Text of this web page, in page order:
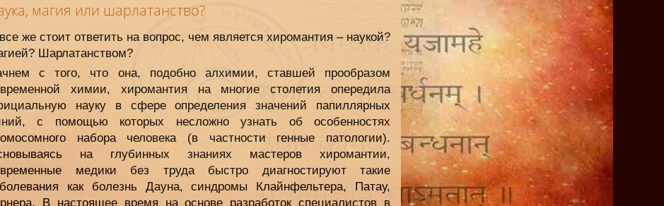
магия или шарлатанство?
же стоит ответить на вопрос, чем является хиромантия – наукой?
Шарлатанством?
с того, что она, подобно алхимии, ставшей прообразом
химии, хиромантия на многие столетия опередила
науку в сфере определения значений папиллярных
с помощью которых несложно узнать об особенностях
набора человека (в частности генные патологии).
на глубинных знаниях мастеров хиромантии,
медики без труда быстро диагностируют такие
как болезнь Дауна, синдромы Клайнфельтера, Патау,
В настоящее время на основе разработок специалистов в